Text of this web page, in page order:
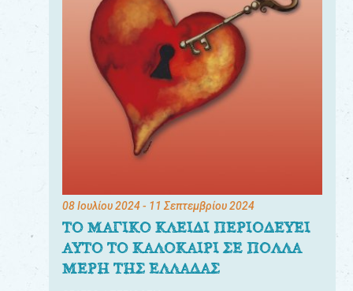
08 Ιουλίου 2024- 11 Σεπτεμβρίου 2024
ΤΟ ΜΑΓΙΚΟ ΚΛΕΙΔΙ ΠΕΡΙΟΔΕΥΕΙ
ΑΥΤΟ ΤΟ ΚΑΛΟΚΑΙΡΙ ΣΕ ΠΟΛΛΑ
ΜΕΡΗ ΤΗΣ ΕΛΛΑΔΑΣ